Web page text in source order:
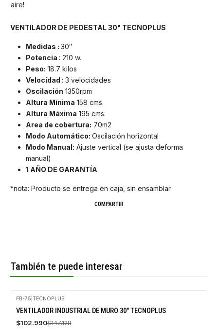
aire!
VENTILADOR DE PEDESTAL 30" TECNOPLUS
Medidas : 30″
Potencia : 210 w.
Peso: 18.7 kilos
Velocidad : 3 velocidades
Oscilación 1350rpm
Altura Mínima 158 cms.
Altura Máxima 195 cms.
Area de cobertura: 70m2
Modo Automático: Oscilación horizontal
Modo Manual: Ajuste vertical (se ajusta deforma
manual)
1 AÑO DE GARANTÍA
*nota: Producto se entrega en caja, sin ensamblar.
COMPARTIR
También te puede interesar
-30%
OFF
FB-75 TECNOPLUS
VENTILADOR INDUSTRIAL DE MURO 30" TECNOPLUS
$102.990$147.128